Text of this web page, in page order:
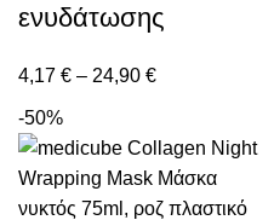
ενυδάτωσης
4,17 € – 24,90 €
-50%